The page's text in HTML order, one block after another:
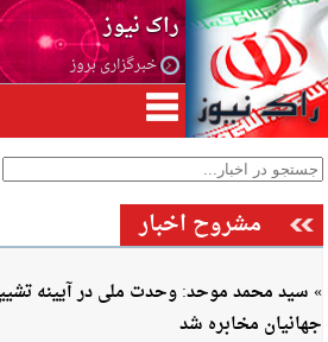
راک نیوز
خبرگزاری بروز
مشروح اخبار
» سید محمد موحد: وحدت ملی در آیینه
جهانیان مخابره شد